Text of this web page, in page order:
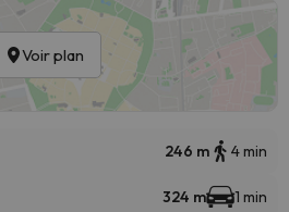
Voir plan
246 m 4 min
324 m 1 min